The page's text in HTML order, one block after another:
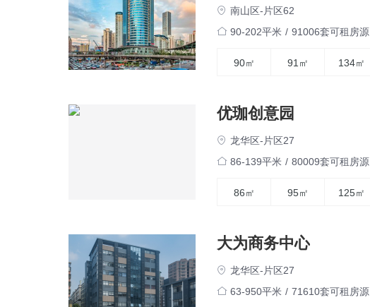
南山区-片区62
90-202平米 / 91006套可租房源
90㎡ 91㎡ 134㎡
优珈创意园
龙华区-片区27
86-139平米 / 80009套可租房源
86㎡ 95㎡ 125㎡
大为商务中心
龙华区-片区27
63-950平米 / 71610套可租房源